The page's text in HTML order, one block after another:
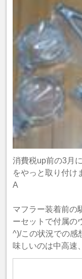
消費税up前の3月
をやっと取り付
A
マフラー装着前の
ーセットで付属の
^)/この状況での感
味しいのは中高速